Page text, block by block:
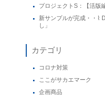
プロジェクトS：【活版
新サンプルが完成・・⌇
し」
カテゴリ
コロナ対策
ここがサカエマーク
企画商品